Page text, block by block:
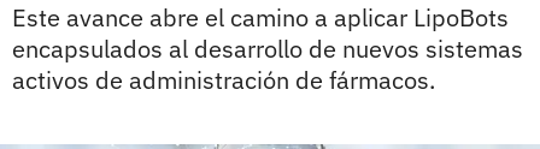
Este avance abre el camino a aplicar LipoBots
encapsulados al desarrollo de nuevos sistemas
activos de administración de fármacos.